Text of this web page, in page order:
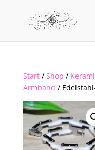
Start/ Shop /
Armband /